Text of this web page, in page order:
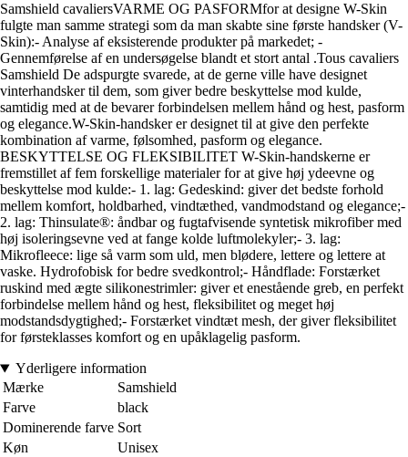
Samshield cavaliersVARME OG PASFORMfor at designe W-Skin
fulgte man samme strategi som da man skabte sine første handsker (V-
Skin):- Analyse af eksisterende produkter på markedet; -
Gennemførelse af en undersøgelse blandt et stort antal .Tous cavaliers
Samshield De adspurgte svarede, at de gerne ville have designet
vinterhandsker til dem, som giver bedre beskyttelse mod kulde,
samtidig med at de bevarer forbindelsen mellem hånd og hest, pasform
og elegance.W-Skin-handsker er designet til at give den perfekte
kombination af varme, følsomhed, pasform og elegance.
BESKYTTELSE OG FLEKSIBILITET W-Skin-handskerne er
fremstillet af fem forskellige materialer for at give høj ydeevne og
beskyttelse mod kulde:- 1. lag: Gedeskind: giver det bedste forhold
mellem komfort, holdbarhed, vindtæthed, vandmodstand og elegance;-
2. lag: Thinsulate®: åndbar og fugtafvisende syntetisk mikrofiber med
høj isoleringsevne ved at fange kolde luftmolekyler;- 3. lag:
Mikrofleece: lige så varm som uld, men blødere, lettere og lettere at
vaske. Hydrofobisk for bedre svedkontrol;- Håndflade: Forstærket
ruskind med ægte silikonestrimler: giver et enestående greb, en perfekt
forbindelse mellem hånd og hest, fleksibilitet og meget høj
modstandsdygtighed;- Forstærket vindtæt mesh, der giver fleksibilitet
for førsteklasses komfort og en upåklagelig pasform.
Yderligere information
Mærke
Samshield
Farve
black
Dominerende farve Sort
Køn
Unisex